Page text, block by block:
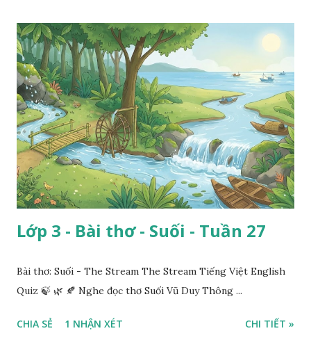
Lớp 3 - Bài thơ - Suối - Tuần 27
Bài thơ: Suối - The Stream The Stream Tiếng Việt English
Quiz 🍃 🌿 🍂 Nghe đọc thơ Suối Vũ Duy Thông ...
CHIA SẺ 1 NHẬN XÉT CHI TIẾT »